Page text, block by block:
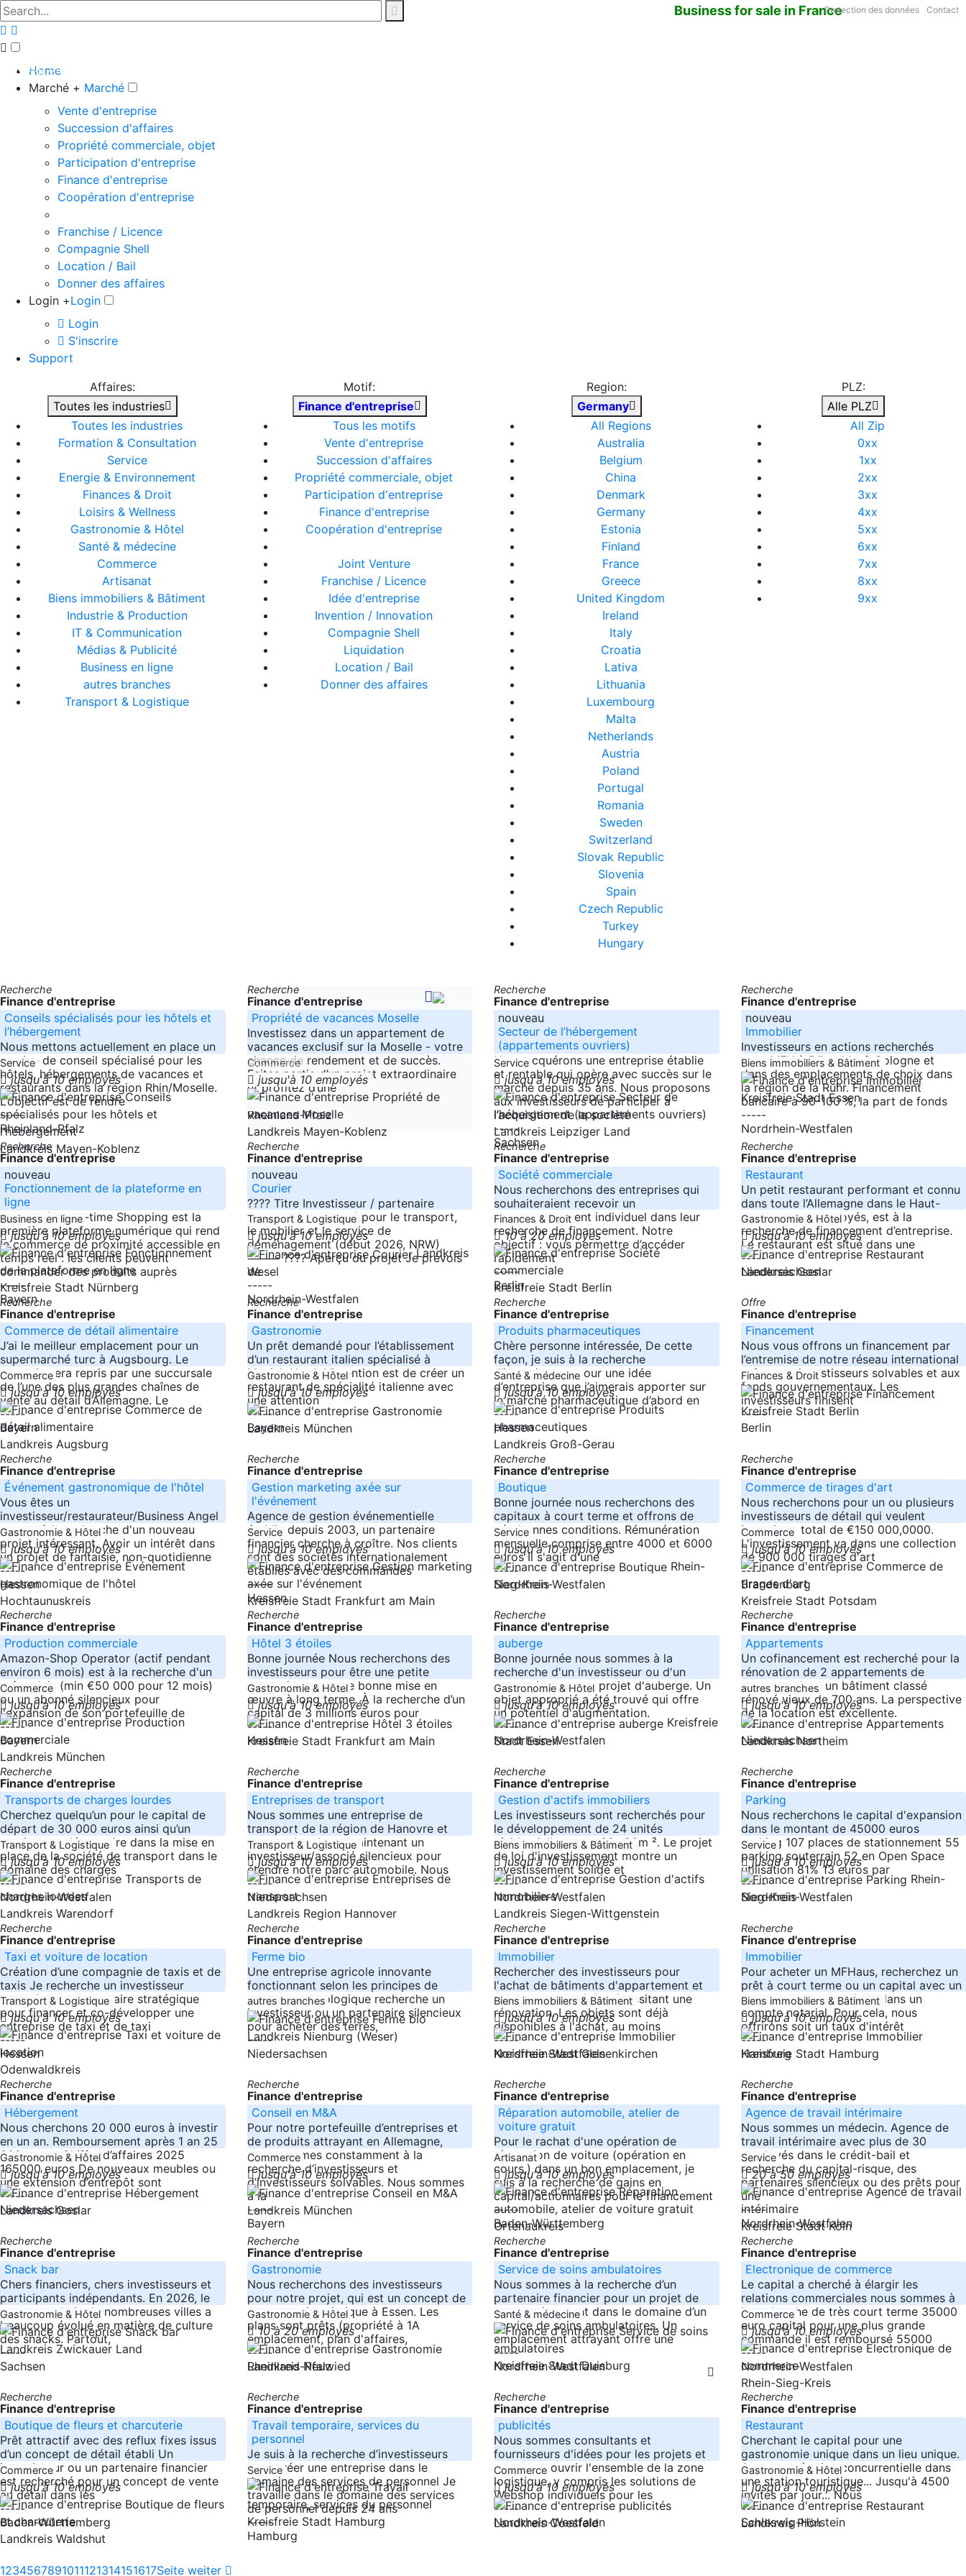
Business for sale in France
The big marketplace for business
Protection des données Contact
Home
Marché + Marché
Vente d'entreprise
Succession d'affaires
Propriété commerciale, objet
Participation d'entreprise
Finance d'entreprise
Coopération d'entreprise
Franchise / Licence
Compagnie Shell
Location / Bail
Donner des affaires
Login +Login
Login
S'inscrire
Support
Affaires:
Toutes les industries
Toutes les industries
Formation & Consultation
Service
Energie & Environnement
Finances & Droit
Loisirs & Wellness
Gastronomie & Hôtel
Santé & médecine
Commerce
Artisanat
Biens immobiliers & Bâtiment
Industrie & Production
IT & Communication
Médias & Publicité
Business en ligne
autres branches
Transport & Logistique
Motif:
Finance d'entreprise
Tous les motifs
Vente d'entreprise
Succession d'affaires
Propriété commerciale, objet
Participation d'entreprise
Finance d'entreprise
Coopération d'entreprise
Joint Venture
Franchise / Licence
Idée d'entreprise
Invention / Innovation
Compagnie Shell
Liquidation
Location / Bail
Donner des affaires
Region:
Germany
All Regions
Australia
Belgium
China
Denmark
Germany
Estonia
Finland
France
Greece
United Kingdom
Ireland
Italy
Croatia
Lativa
Lithuania
Luxembourg
Malta
Netherlands
Austria
Poland
Portugal
Romania
Sweden
Switzerland
Slovak Republic
Slovenia
Spain
Czech Republic
Turkey
Hungary
PLZ:
Alle PLZ
All Zip
0xx
1xx
2xx
3xx
4xx
5xx
6xx
7xx
8xx
9xx
Recherche
Finance d'entreprise
Conseils spécialisés pour les hôtels et
l’hébergement
Nous mettons actuellement en place un
service de conseil spécialisé pour les
hôtels, hébergements de vacances et
restaurants dans la région Rhin/Moselle.
L’objectif est de rendre
-----
Rheinland-Pfalz
Service
jusqu'à 10 employés
Landkreis Mayen-Koblenz
Recherche
Finance d'entreprise
Propriété de vacances Moselle
Investissez dans un appartement de
vacances exclusif sur la Moselle - votre
chance de rendement et de succès.
Faites partie d’un projet extraordinaire
et profitez d’une
-----
Rheinland-Pfalz
Commerce
jusqu'à 10 employés
Landkreis Mayen-Koblenz
Recherche
Finance d'entreprise
nouveau
Secteur de l’hébergement
(appartements ouvriers)
Nous acquérons une entreprise établie
et rentable qui opère avec succès sur le
marché depuis 35 ans. Nous proposons
aux investisseurs de participer à
l’acquisition de la société
-----
Sachsen
Service
jusqu'à 10 employés
Landkreis Leipziger Land
Recherche
Finance d'entreprise
nouveau
Immobilier
Investisseurs en actions recherchés
pour MFH à Düsseldorf, Cologne et
dans des emplacements de choix dans
la région de la Ruhr. Financement
bancaire à 90-100 %, la part de fonds
-----
Nordrhein-Westfalen
Biens immobiliers & Bâtiment
Kreisfreie Stadt Essen
Recherche
Finance d'entreprise
nouveau
Fonctionnement de la plateforme en
ligne
???? L’idée Real-time Shopping est la
première plateforme numérique qui rend
le commerce de proximité accessible en
temps réel : les clients peuvent
commander des produits auprès
-----
Bayern
Business en ligne
jusqu'à 10 employés
Kreisfreie Stadt Nürnberg
Recherche
Finance d'entreprise
nouveau
Courier
???? Titre Investisseur / partenaire
silencieux recherché pour le transport,
le mobilier et le service de
déménagement (début 2026, NRW)
⸻ ???? Aperçu du projet Je prévois
de
-----
Nordrhein-Westfalen
Transport & Logistique
jusqu'à 10 employés
Landkreis
Wesel
Recherche
Finance d'entreprise
Société commerciale
Nous recherchons des entreprises qui
souhaiteraient recevoir un
accompagnement individuel dans leur
recherche de financement. Notre
objectif : vous permettre d’accéder
rapidement
-----
Berlin
Finances & Droit
10 à 20 employés
Kreisfreie Stadt Berlin
Recherche
Finance d'entreprise
Restaurant
Un petit restaurant performant et connu
dans toute l’Allemagne dans le Haut-
Harz, avec 4 employés, est à la
recherche de financement d’entreprise.
Le restaurant est situé dans une
-----
Niedersachsen
Gastronomie & Hôtel
jusqu'à 10 employés
Landkreis Goslar
Recherche
Finance d'entreprise
Commerce de détail alimentaire
J’ai le meilleur emplacement pour un
supermarché turc à Augsbourg. Le
magasin sera repris par une succursale
de l’une des plus grandes chaînes de
vente au détail d’Allemagne. Le
-----
Bayern
Commerce
jusqu'à 10 employés
Landkreis Augsburg
Recherche
Finance d'entreprise
Gastronomie
Un prêt demandé pour l’établissement
d’un restaurant italien spécialisé à
Munich Nord. L’intention est de créer un
restaurant de spécialité italienne avec
une attention
-----
Bayern
Gastronomie & Hôtel
jusqu'à 10 employés
Landkreis München
Recherche
Finance d'entreprise
Produits pharmaceutiques
Chère personne intéressée, De cette
façon, je suis à la recherche
d’investisseurs pour une idée
d’entreprise que j’aimerais apporter sur
le marché pharmaceutique d’abord en
-----
Hessen
Santé & médecine
jusqu'à 10 employés
Landkreis Groß-Gerau
Offre
Finance d'entreprise
Financement
Nous vous offrons un financement par
l’entremise de notre réseau international
grâce aux investisseurs solvables et aux
fonds gouvernementaux. Les
investisseurs finisent
-----
Berlin
Finances & Droit
Kreisfreie Stadt Berlin
Recherche
Finance d'entreprise
Événement gastronomique de l'hôtel
Vous êtes un
investisseur/restaurateur/Business Angel
et sont à la recherche d'un nouveau
projet intéressant. Avoir un intérêt dans
un projet de fantaisie, non-quotidienne
-----
Hessen
Gastronomie & Hôtel
jusqu'à 10 employés
Hochtaunuskreis
Recherche
Finance d'entreprise
Gestion marketing axée sur
l'événement
Agence de gestion événementielle
établie depuis 2003, un partenaire
financier cherche à croître. Nos clients
sont des sociétés internationalement
établies avec des commandes
-----
Hessen
Service
jusqu'à 10 employés
Kreisfreie Stadt Frankfurt am Main
Recherche
Finance d'entreprise
Boutique
Bonne journée nous recherchons des
capitaux à court terme et offrons de
très bonnes conditions. Rémunération
mensuelle comprise entre 4000 et 6000
euros Il s'agit d'une
-----
Nordrhein-Westfalen
Service
jusqu'à 10 employés
Rhein-
Sieg-Kreis
Recherche
Finance d'entreprise
Commerce de tirages d'art
Nous recherchons pour un ou plusieurs
investisseurs de détail qui veulent
investir un total de €150 000,0000.
L'investissement va dans une collection
de 900 000 tirages d'art
-----
Brandenburg
Commerce
jusqu'à 10 employés
Kreisfreie Stadt Potsdam
Recherche
Finance d'entreprise
Production commerciale
Amazon-Shop Operator (actif pendant
environ 6 mois) est à la recherche d'un
prêt-relais (min €50 000 pour 12 mois)
ou un abonné silencieux pour
l'expansion de son portefeuille de
-----
Bayern
Commerce
jusqu'à 10 employés
Landkreis München
Recherche
Finance d'entreprise
Hôtel 3 étoiles
Bonne journée Nous recherchons des
investisseurs pour être une petite
entreprise avec une bonne mise en
œuvre à long terme. À la recherche d’un
capital de 3 millions euros pour
-----
Hessen
Gastronomie & Hôtel
jusqu'à 10 employés
Kreisfreie Stadt Frankfurt am Main
Recherche
Finance d'entreprise
auberge
Bonne journée nous sommes à la
recherche d'un investisseur ou d'un
partenaire pour un projet d'auberge. Un
objet approprié a été trouvé qui offre
un potentiel d'augmentation.
-----
Nordrhein-Westfalen
Gastronomie & Hôtel
jusqu'à 10 employés
Kreisfreie
Stadt Essen
Recherche
Finance d'entreprise
Appartements
Un cofinancement est recherché pour la
rénovation de 2 appartements de
vacances dans un bâtiment classé
rénové vieux de 700 ans. La perspective
de la location est excellente.
-----
Niedersachsen
autres branches
jusqu'à 10 employés
Landkreis Northeim
Recherche
Finance d'entreprise
Transports de charges lourdes
Cherchez quelqu’un pour le capital de
départ de 30 000 euros ainsi qu’un
soutien supplémentaire dans la mise en
place de la société de transport dans le
domaine des charges
-----
Nordrhein-Westfalen
Transport & Logistique
jusqu'à 10 employés
Landkreis Warendorf
Recherche
Finance d'entreprise
Entreprises de transport
Nous sommes une entreprise de
transport de la région de Hanovre et
nous recherchons maintenant un
investisseur/associé silencieux pour
étendre notre parc automobile. Nous
-----
Niedersachsen
Transport & Logistique
jusqu'à 10 employés
Landkreis Region Hannover
Recherche
Finance d'entreprise
Gestion d'actifs immobiliers
Les investisseurs sont recherchés pour
le développement de 24 unités
résidentielles entre 60.. 90m ². Le projet
de loi d'investissement montre un
investissement solide et
-----
Nordrhein-Westfalen
Biens immobiliers & Bâtiment
jusqu'à 10 employés
Landkreis Siegen-Wittgenstein
Recherche
Finance d'entreprise
Parking
Nous recherchons le capital d'expansion
dans le montant de 45000 euros
parking 107 places de stationnement 55
parking souterrain 52 en Open Space
utilisation 81% 13 euros par
-----
Nordrhein-Westfalen
Service
jusqu'à 10 employés
Rhein-
Sieg-Kreis
Recherche
Finance d'entreprise
Taxi et voiture de location
Création d’une compagnie de taxis et de
taxis Je recherche un investisseur
engagé ou un partenaire stratégique
pour financer et co-développer une
entreprise de taxi et de taxi
-----
Hessen
Transport & Logistique
jusqu'à 10 employés
Odenwaldkreis
Recherche
Finance d'entreprise
Ferme bio
Une entreprise agricole innovante
fonctionnant selon les principes de
l’agriculture biologique recherche un
investisseur ou un partenaire silencieux
pour acheter des terres,
-----
Niedersachsen
autres branches
Landkreis Nienburg (Weser)
Recherche
Finance d'entreprise
Immobilier
Rechercher des investisseurs pour
l'achat de bâtiments d'appartement et
quitte les propriétés nécessitant une
rénovation. Les objets sont déjà
disponibles à l'achat, au moins
-----
Nordrhein-Westfalen
Biens immobiliers & Bâtiment
jusqu'à 10 employés
Kreisfreie Stadt Gelsenkirchen
Recherche
Finance d'entreprise
Immobilier
Pour acheter un MFHaus, recherchez un
prêt à court terme ou un capital avec un
bon retour pour le dépôt dans un
compte notarial. Pour cela, nous
offrirons soit un taux d'intérêt
-----
Hamburg
Biens immobiliers & Bâtiment
jusqu'à 10 employés
Kreisfreie Stadt Hamburg
Recherche
Finance d'entreprise
Hébergement
Nous cherchons 20 000 euros à investir
en un an. Remboursement après 1 an 25
000 euros. Chiffre d’affaires 2025
165000 euros De nouveaux meubles ou
une extension d’entrepôt sont
-----
Niedersachsen
Gastronomie & Hôtel
jusqu'à 10 employés
Landkreis Goslar
Recherche
Finance d'entreprise
Conseil en M&A
Pour notre portefeuille d’entreprises et
de produits attrayant en Allemagne,
nous sommes constamment à la
recherche d’investisseurs et
d’investisseurs solvables. Nous sommes
à la
-----
Bayern
Commerce
jusqu'à 10 employés
Landkreis München
Recherche
Finance d'entreprise
Réparation automobile, atelier de
voiture gratuit
Pour le rachat d'une opération de
réparation de voiture (opération en
cours.) dans un bon emplacement, je
suis à la recherche de gains en
capital/actionnaires pour le financement
-----
Baden-Württemberg
Artisanat
jusqu'à 10 employés
Ortenaukreis
Recherche
Finance d'entreprise
Agence de travail intérimaire
Nous sommes un médecin. Agence de
travail intérimaire avec plus de 30
employés dans le crédit-bail et
recherche du capital-risque, des
partenaires silencieux ou des prêts pour
une
-----
Nordrhein-Westfalen
Service
20 à 50 employés
Kreisfreie Stadt Köln
Recherche
Finance d'entreprise
Snack bar
Chers financiers, chers investisseurs et
participants indépendants. En 2026, le
paysage urbain de nombreuses villes a
beaucoup évolué en matière de culture
des snacks. Partout,
-----
Sachsen
Gastronomie & Hôtel
Landkreis Zwickauer Land
Recherche
Finance d'entreprise
Gastronomie
Nous recherchons des investisseurs
pour notre projet, qui est un concept de
gastronomie asiatique à Essen. Les
plans sont prêts (propriété à 1A
emplacement, plan d'affaires,
-----
Rheinland-Pfalz
Gastronomie & Hôtel
10 à 20 employés
Landkreis Neuwied
Recherche
Finance d'entreprise
Service de soins ambulatoires
Nous sommes à la recherche d’un
partenaire financier pour un projet de
start-up innovant dans le domaine d’un
service de soins ambulatoires. Un
emplacement attrayant offre une
-----
Nordrhein-Westfalen
Santé & médecine
Kreisfreie Stadt Duisburg
Recherche
Finance d'entreprise
Electronique de commerce
Le capital a cherché à élargir les
relations commerciales nous sommes à
la recherche de très court terme 35000
euro capital pour une plus grande
commande il est remboursé 55000
-----
Nordrhein-Westfalen
Commerce
jusqu'à 10 employés
Rhein-Sieg-Kreis
Recherche
Finance d'entreprise
Boutique de fleurs et charcuterie
Prêt attractif avec des reflux fixes issus
d’un concept de détail établi Un
investisseur ou un partenaire financier
est recherché pour un concept de vente
au détail dans les
-----
Baden-Württemberg
Commerce
jusqu'à 10 employés
Landkreis Waldshut
Recherche
Finance d'entreprise
Travail temporaire, services du
personnel
Je suis à la recherche d’investisseurs
pour créer une entreprise dans le
domaine des services de personnel Je
travaille dans le domaine des services
de personnel depuis 24 ans
-----
Hamburg
Service
Kreisfreie Stadt Hamburg
Recherche
Finance d'entreprise
publicités
Nous sommes consultants et
fournisseurs d'idées pour les projets et
pouvons couvrir l'ensemble de la zone
logistique, y compris les solutions de
Webshop individuels pour les
-----
Nordrhein-Westfalen
Commerce
jusqu'à 10 employés
Landkreis Coesfeld
Recherche
Finance d'entreprise
Restaurant
Cherchant le capital pour une
gastronomie unique dans un lieu unique.
Aucune opération concurrentielle dans
une station touristique... Jusqu'à 4500
invités par jour... Nous
-----
Schleswig-Holstein
Gastronomie & Hôtel
jusqu'à 10 employés
Landkreis Plön
1234567891011121314151617Seite weiter